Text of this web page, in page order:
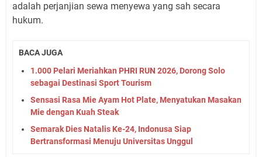
adalah perjanjian sewa menyewa yang sah secara
hukum.
BACA JUGA
1.000 Pelari Meriahkan PHRI RUN 2026, Dorong Solo
sebagai Destinasi Sport Tourism
Sensasi Rasa Mie Ayam Hot Plate, Menyatukan Masakan
Mie dengan Kuah Steak
Semarak Dies Natalis Ke-24, Indonusa Siap
Bertransformasi Menuju Universitas Unggul